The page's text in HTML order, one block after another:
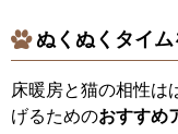
ぬくぬくタイ
床暖房と猫の相性は
げるためのおすすめ